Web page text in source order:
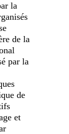
la
de la
par la
de
et